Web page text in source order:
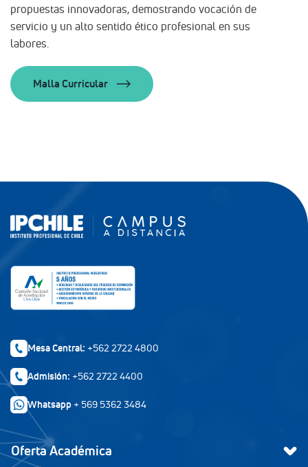
propuestas innovadoras, demostrando vocación de
servicio y un alto sentido ético profesional en sus
labores.
Malla Curricular
Mesa Central: +562 2722 4800
Admisión: +562 2722 4400
Whatsapp + 569 5362 3484
Oferta Académica